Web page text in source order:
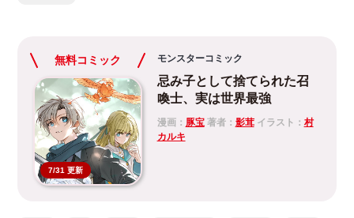
無料コミック
7/31 更新
モンスターコミック
忌み子として捨てられた召
喚士、実は世界最強
漫画： 豚宝著者： 影茸イラスト： 村
カルキ